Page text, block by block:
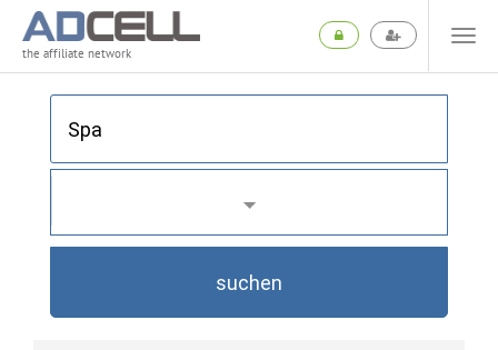
the affiliate network
suchen